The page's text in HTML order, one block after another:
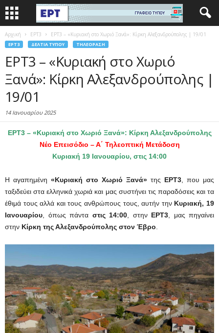
Αρχική EΡΤ3 ΕΡΤ3 – «Κυριακή στο Χωριό Ξανά»: Κίρκη Αλεξανδρούπολης | 19/01
EΡΤ3 ΔΕΛΤΊΑ ΤΎΠΟΥ ΤΗΛΕΌΡΑΣΗ
ΕΡΤ3 – «Κυριακή στο Χωριό
Ξανά»: Κίρκη Αλεξανδρούπολης |
19/01
14 Ιανουαρίου 2025
ΕΡΤ3 – «Κυριακή στο Χωριό Ξανά»: Κίρκη Αλεξανδρούπολης
Νέο Επεισόδιο – Α΄ Τηλεοπτική Μετάδοση
Κυριακή 19 Ιανουαρίου, στις 14:00
Η αγαπημένη «Κυριακή στο Χωριό Ξανά» της ΕΡΤ3 , που μας
ταξιδεύει στα ελληνικά χωριά και μας συστήνει τις παραδόσεις και τα
έθιμά τους αλλά και τους ανθρώπους τους, αυτήν την Κυριακή, 19
Ιανουαρίου , όπως πάντα στις 14:00 , στην ΕΡΤ3 , μας πηγαίνει
στην Κίρκη της Αλεξανδρούπολης στον Έβρο